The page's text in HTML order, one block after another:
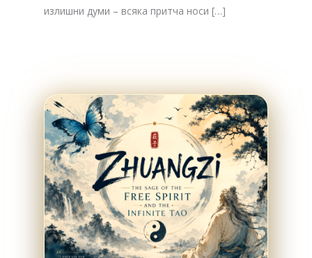
излишни думи – всяка притча носи […]